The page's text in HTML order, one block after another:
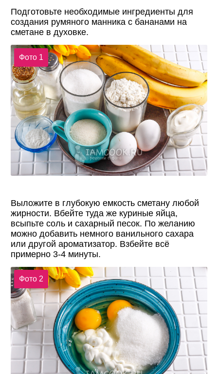
Подготовьте необходимые ингредиенты для
создания румяного манника с бананами на
сметане в духовке.
Фото 1
Выложите в глубокую емкость сметану любой
жирности. Вбейте туда же куриные яйца,
всыпьте соль и сахарный песок. По желанию
можно добавить немного ванильного сахара
или другой ароматизатор. Взбейте всё
примерно 3-4 минуты.
Фото 2